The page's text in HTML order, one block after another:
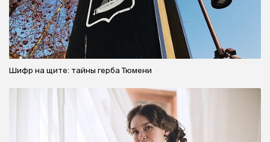
Шифр на щите: тайны герба Тюмени